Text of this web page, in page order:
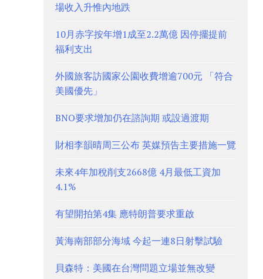
場收入升惟內地跌
10月赤字按年增1成至2.2萬億 因停擺提前
福利支出
外國旅客訪國家公園收費增逾700元 「符合
美國優先」
BNO要求增加仍在諮詢期 或設過渡期
財相李韻晴周三公布 英媒預告主要措施一覽
未來4年加稅削支2668億 4月最低工資加
4.1%
有望開拍第4集 應特朗普要求重啟
黃海南部部分海域 今起一連8日射擊試驗
貝森特：美國在台灣問題立場並無改變